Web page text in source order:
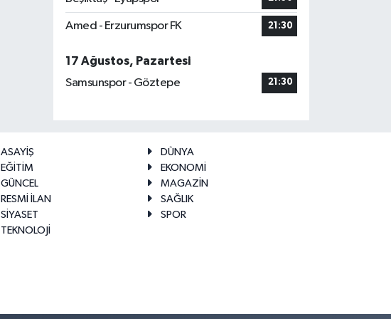
Amed - Erzurumspor FK 21:30
17 Ağustos, Pazartesi
Samsunspor - Göztepe
21:30
ASAYİŞ
DÜNYA
EĞİTİM
EKONOMİ
GÜNCEL
MAGAZİN
RESMİ İLAN
SAĞLIK
SİYASET
SPOR
TEKNOLOJİ